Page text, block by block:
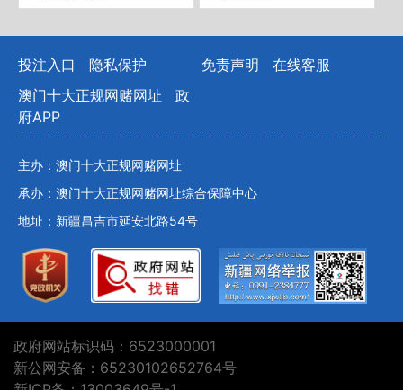
投注入口 隐私保护 免责声明
在线客服
澳门十大正规网赌网址
政
府APP
主办：澳门十大正规网赌网址
承办：澳门十大正规网赌网址综合保障中心
地址：新疆昌吉市延安北路54号
政府网站标识码：6523000001
新公网安备：65230102652764号